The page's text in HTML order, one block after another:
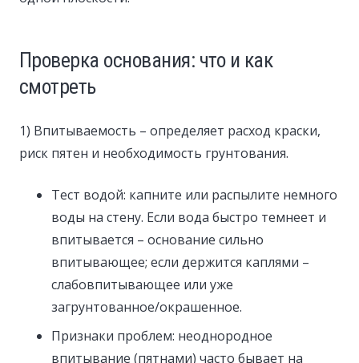
Проверка основания: что и как
смотреть
1) Впитываемость – определяет расход краски,
риск пятен и необходимость грунтования.
Тест водой: капните или распылите немного
воды на стену. Если вода быстро темнеет и
впитывается – основание сильно
впитывающее; если держится каплями –
слабовпитывающее или уже
загрунтованное/окрашенное.
Признаки проблем: неоднородное
впитывание (пятнами) часто бывает на